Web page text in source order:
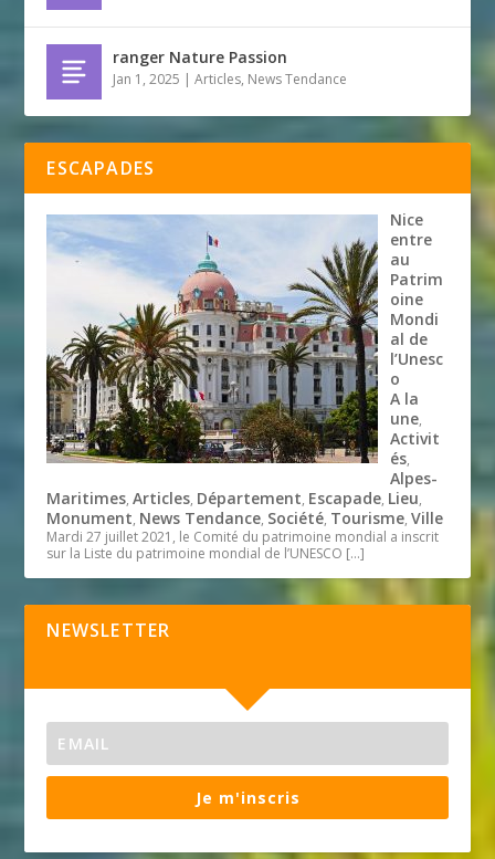
ranger Nature Passion
Jan 1, 2025 |Articles, News Tendance
ESCAPADES
Nice
entre
au
Patrim
oine
Mondi
al de
l’Unesc
o
A la
une,
Activit
és,
Alpes-
Maritimes,Articles, Département, Escapade, Lieu,
Monument, News Tendance, Société, Tourisme,Ville
Mardi 27 juillet 2021, le Comité du patrimoine mondial a inscrit
sur la Liste du patrimoine mondial de l’UNESCO […]
NEWSLETTER
Je m'inscris